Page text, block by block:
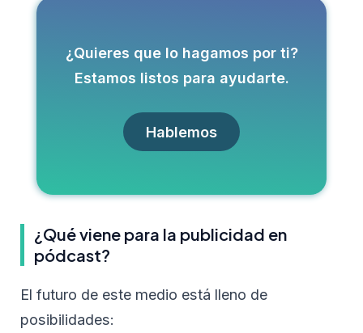
¿Quieres que lo hagamos por ti?
Estamos listos para ayudarte.
Hablemos
¿Qué viene para la publicidad en
pódcast?
El futuro de este medio está lleno de
posibilidades: